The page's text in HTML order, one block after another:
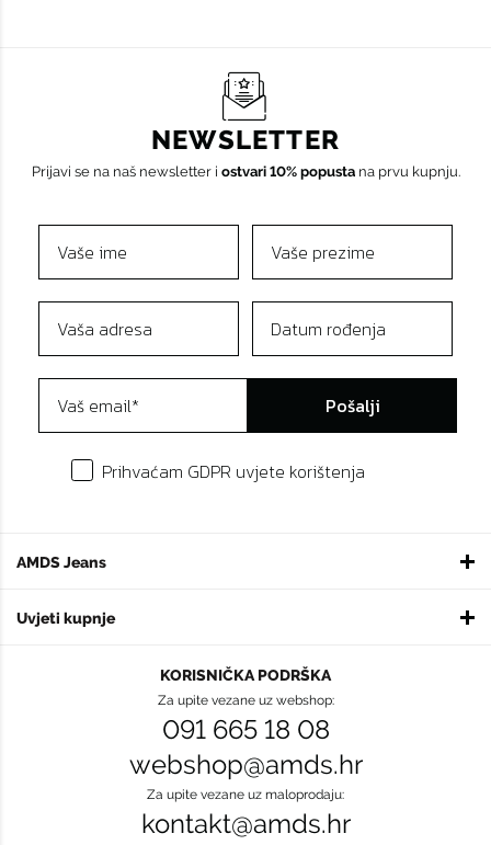
AMDS Jeans
Uvjeti kupnje
NEWSLETTER
Prijavi se na naš newsletter i ostvari 10% popustana prvu kupnju.
Pošalji
Prihvaćam GDPR uvjete korištenja
KORISNIČKA PODRŠKA
Za upite vezane uz webshop:
091 665 18 08
webshop@amds.hr
Za upite vezane uz maloprodaju:
kontakt@amds.hr